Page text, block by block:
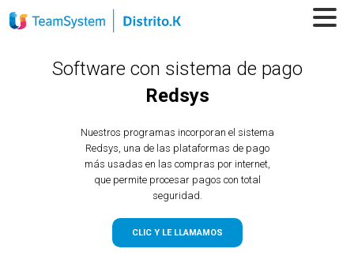
Software con sistema de pago
Redsys
Nuestros programas incorporan el sistema
Redsys, una de las plataformas de pago
más usadas en las compras por internet,
que permite procesar pagos con total
seguridad.
CLIC Y LE LLAMAMOS